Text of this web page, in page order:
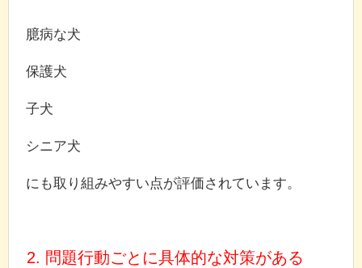
臆病な犬
保護犬
子犬
シニア犬
にも取り組みやすい点が評価されています。
2. 問題行動ごとに具体的な対策がある